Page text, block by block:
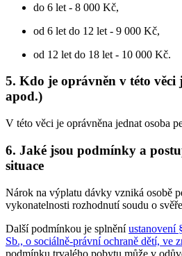
do 6 let - 8 000 Kč,
od 6 let do 12 let - 9 000 Kč,
od 12 let do 18 let - 10 000 Kč.
5. Kdo je oprávněn v této věci
apod.)
V této věci je oprávněna jednat osoba
6. Jaké jsou podmínky a
situace
Nárok na výplatu dávky vzniká osobě
vykonatelnosti rozhodnutí soudu o
Další podmínkou je splněníustanovení
Sb., o sociálně-právní ochraně dětí, ve
podmínku trvalého pobytu může v